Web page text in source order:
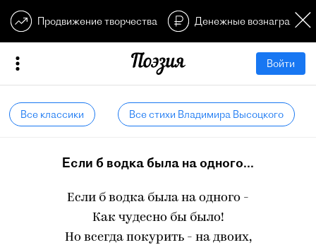
Продвижение творчества Денежные
Войти
Все классики Все стихи Владимира Высоцкого
Если б водка была на одного...
Если б водка была на одного -
Как чудесно бы было!
Но всегда покурить - на двоих,